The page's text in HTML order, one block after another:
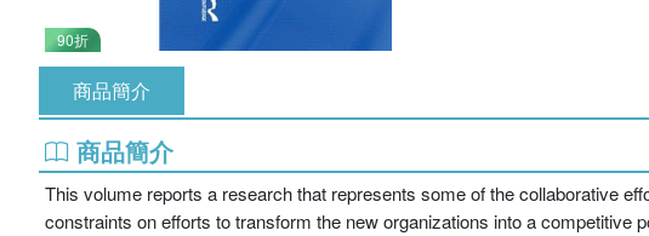
90折
商品簡介
商品簡介
This volume reports a research that represents some of the collaborative
constraints on efforts to transform the new organizations into a competitive